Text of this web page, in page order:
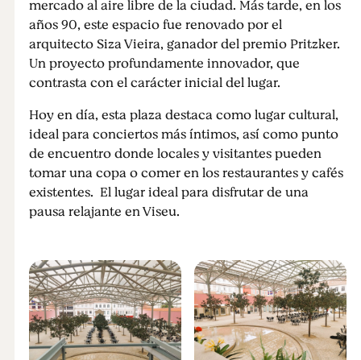
mercado al aire libre de la ciudad. Más tarde, en los
años 90, este espacio fue renovado por el
arquitecto Siza Vieira, ganador del premio Pritzker.
Un proyecto profundamente innovador, que
contrasta con el carácter inicial del lugar.
Hoy en día, esta plaza destaca como lugar cultural,
ideal para conciertos más íntimos, así como punto
de encuentro donde locales y visitantes pueden
tomar una copa o comer en los restaurantes y cafés
existentes. El lugar ideal para disfrutar de una
pausa relajante en Viseu.